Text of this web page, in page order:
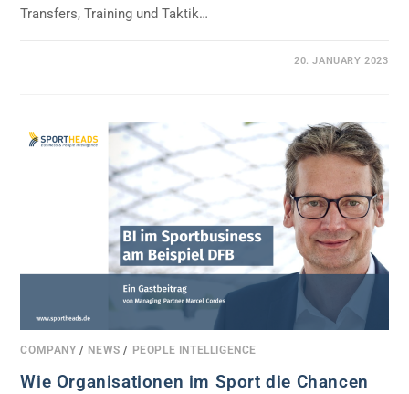
Transfers, Training und Taktik…
20. JANUARY 2023
COMPANY / NEWS / PEOPLE INTELLIGENCE
Wie Organisationen im Sport die Chancen